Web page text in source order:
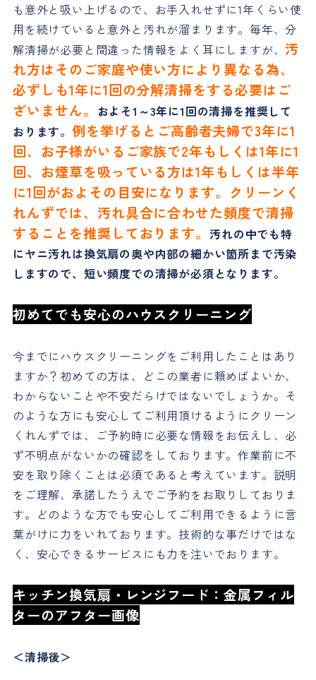
も意外と吸い上げるので、お手入れせずに1年くらい使
用を続けていると意外と汚れが溜まります。毎年、分
解清掃が必要と間違った情報をよく耳にしますが、 汚
れ方はそのご家庭や使い方により異なる為、
必ずしも1年に1回の分解清掃をする必要はご
ざいません。 およそ1～3年に1回の清掃を推奨して
おります。 例を挙げるとご高齢者夫婦で3年に1
回、お子様がいるご家族で2年もしくは1年に1
回、お煙草を吸っている方は1年もしくは半年
に1回がおよその目安になります。 クリーンく
れんずでは、汚れ具合に合わせた頻度で清掃
することを推奨しております。汚れの中でも特
にヤニ汚れは換気扇の奥や内部の細かい箇所まで汚染
しますので、短い頻度での清掃が必須となります。
初めてでも安心のハウスクリーニング
今までにハウスクリーニングをご利用したことはあり
ますか？初めての方は、どこの業者に頼めばよいか、
わからないことや不安だらけではないでしょうか。そ
のような方にも安心してご利用頂けるようにクリーン
くれんずでは、ご予約時に必要な情報をお伝えし、必
ず不明点がないかの確認をしております。作業前に不
安を取り除くことは必須であると考えています。説明
をご理解、承諾したうえでご予約をお取りしておりま
す。どのような方でも安心してご利用できるように言
葉がけに力をいれております。技術的な事だけではな
く、安心できるサービスにも力を注いでおります。
キッチン換気扇・レンジフード：金属フィル
ターのアフター画像
＜清掃後＞